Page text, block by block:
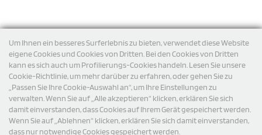
Um Ihnen ein besseres Surferlebnis zu bieten, verwendet diese Website
eigene Cookies und Cookies von Dritten. Bei den Cookies von Dritten
kann es sich auch um Profilierungs-Cookies handeln. Lesen Sie unsere
Cookie-Richtlinie, um mehr darüber zu erfahren, oder gehen Sie zu
„Passen Sie Ihre Cookie-Auswahl an“, um Ihre Einstellungen zu
verwalten. Wenn Sie auf „Alle akzeptieren“ klicken, erklären Sie sich
damit einverstanden, dass Cookies auf Ihrem Gerät gespeichert werden.
Wenn Sie auf „Ablehnen“ klicken, erklären Sie sich damit einverstanden,
dass nur notwendige Cookies gespeichert werden.
Versand